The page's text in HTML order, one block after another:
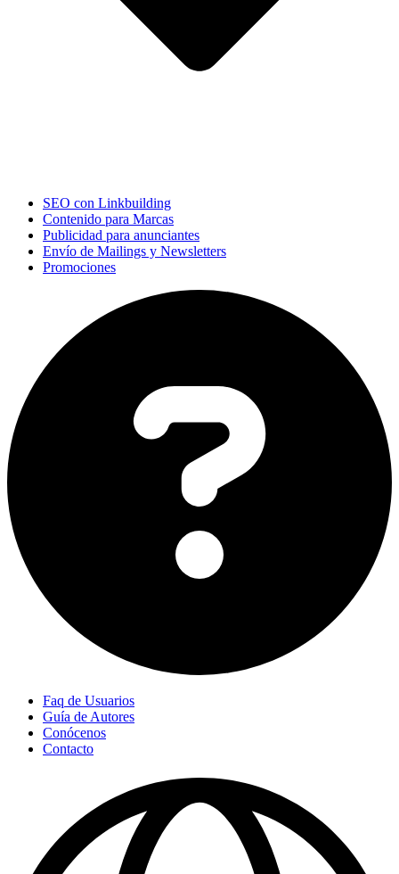
SEO con Linkbuilding
Contenido para Marcas
Publicidad para anunciantes
Envío de Mailings y Newsletters
Promociones
Faq de Usuarios
Guía de Autores
Conócenos
Contacto